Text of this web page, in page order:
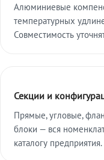
Алюминиевые
температурных
Совместимость
Секции и
Прямые, угловые,
блоки — вся
каталогу